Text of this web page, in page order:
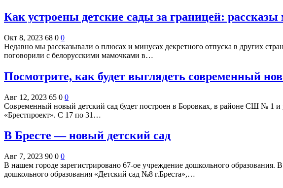
Как устроены детские сады за границей:
Окт 8, 2023 68 0 0
Недавно мы рассказывали о плюсах и минусах декретного отпуска в других
поговорили с белорусскими мамочками в…
Посмотрите, как будет выглядеть современный
Авг 12, 2023 65 0 0
Современный новый детский сад будет построен в Боровках, в районе СШ № 1
«Брестпроект». С 17 по 31…
В Бресте — новый детский сад
Авг 7, 2023 90 0 0
В нашем городе зарегистрировано 67-ое учреждение дошкольного образования.
дошкольного образования «Детский сад №8 г.Бреста»,…